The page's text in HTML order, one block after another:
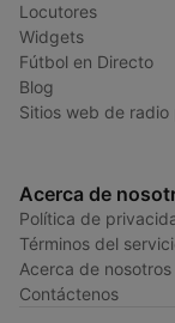
Locutores
Widgets
Fútbol en Directo
Blog
Sitios web de radio
Acerca de
Política de
Términos del
Acerca de nosotros
Contáctenos